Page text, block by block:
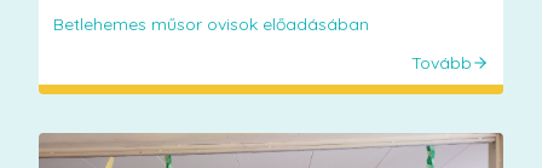
Betlehemes műsor ovisok előadásában
Tovább